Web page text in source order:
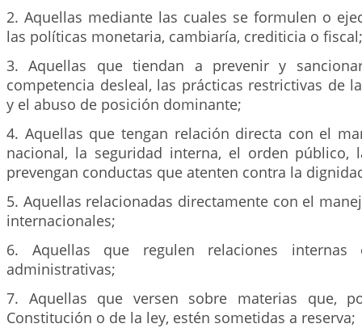
2. Aquellas mediante las cuales se formulen o
las políticas monetaria, cambiaría, crediticia o fiscal;
3. Aquellas que tiendan a prevenir y
competencia desleal, las prácticas restrictivas de
y el abuso de posición dominante;
4. Aquellas que tengan relación directa con el
nacional, la seguridad interna, el orden público,
prevengan conductas que atenten contra la
5. Aquellas relacionadas directamente con el
internacionales;
6. Aquellas que regulen relaciones internas
administrativas;
7. Aquellas que versen sobre materias que,
Constitución o de la ley, estén sometidas a reserva;